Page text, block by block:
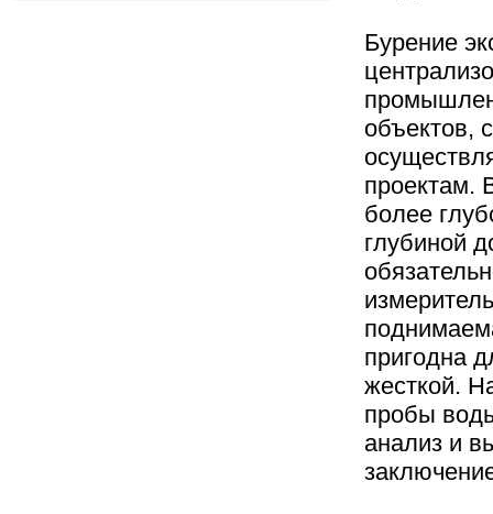
Бурение
объектов,
проектам.
более
глубиной
пригодна
жесткой.
пробы
анализ и